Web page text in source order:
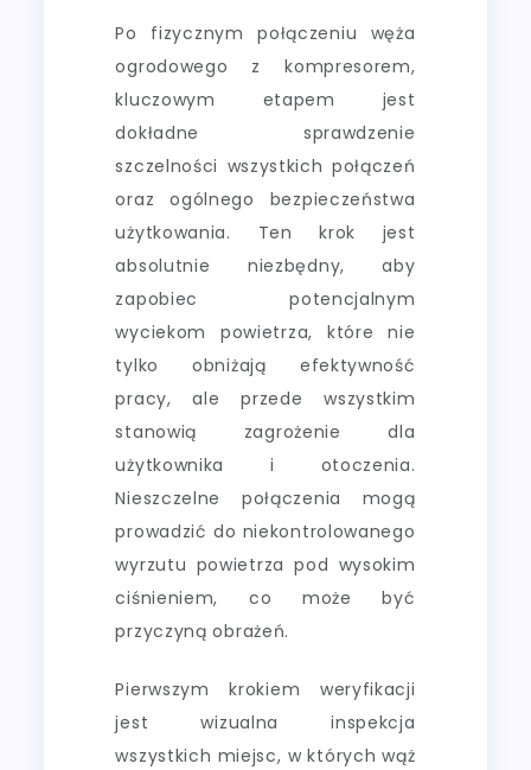
Po fizycznym połączeniu węża
ogrodowego z kompresorem,
kluczowym etapem jest
dokładne sprawdzenie
szczelności wszystkich połączeń
oraz ogólnego bezpieczeństwa
użytkowania. Ten krok jest
absolutnie niezbędny, aby
zapobiec potencjalnym
wyciekom powietrza, które nie
tylko obniżają efektywność
pracy, ale przede wszystkim
stanowią zagrożenie dla
użytkownika i otoczenia.
Nieszczelne połączenia mogą
prowadzić do niekontrolowanego
wyrzutu powietrza pod wysokim
ciśnieniem, co może być
przyczyną obrażeń.
Pierwszym krokiem weryfikacji
jest wizualna inspekcja
wszystkich miejsc, w których wąż